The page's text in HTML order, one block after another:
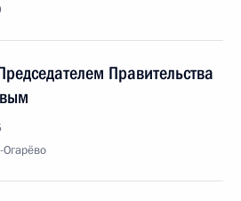
Правительства